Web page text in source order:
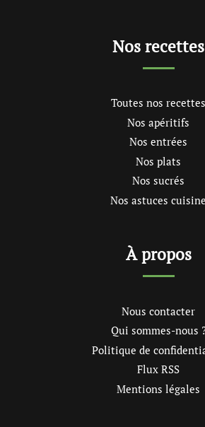
Nos recettes
Toutes nos recettes
Nos apéritifs
Nos entrées
Nos plats
Nos sucrés
Nos astuces cuisine
À propos
Nous contacter
Qui sommes-nous
Politique de
Flux RSS
Mentions légales